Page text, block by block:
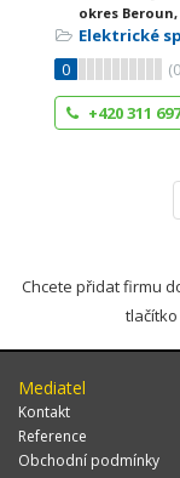
okres
Elektrické
0
(0
+420 311
Chcete přidat firmu
tlačítko
Mediatel
Kontakt
Reference
Obchodní podmínky